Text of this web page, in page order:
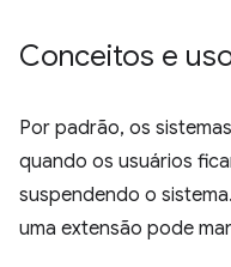
Conceitos e
Por padrão, os
quando os usuários
suspendendo o
uma extensão pode